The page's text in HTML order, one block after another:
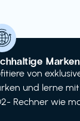
von
und lerne
Rechner wie